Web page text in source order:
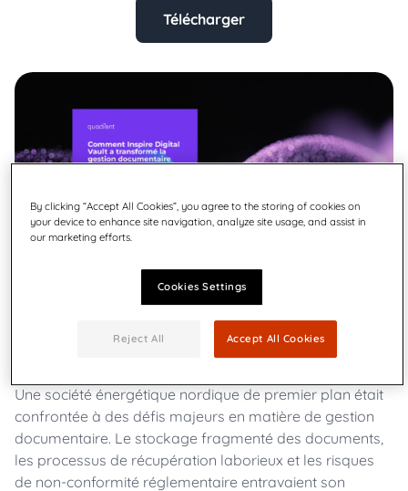
Télécharger
Une société énergétique nordique de premier plan était
confrontée à des défis majeurs en matière de gestion
documentaire. Le stockage fragmenté des documents,
les processus de récupération laborieux et les risques
de non-conformité réglementaire entravaient son
By clicking “Accept All Cookies”, you agree to the storing of cookies on
your device to enhance site navigation, analyze site usage, and assist in
our marketing efforts.
Cookies Settings
Reject All Accept All Cookies